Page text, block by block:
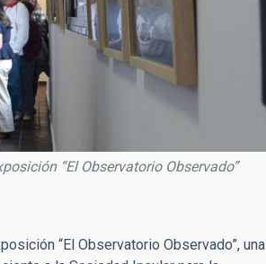
“El Observatorio Observado”
“El Observatorio Observado”, una